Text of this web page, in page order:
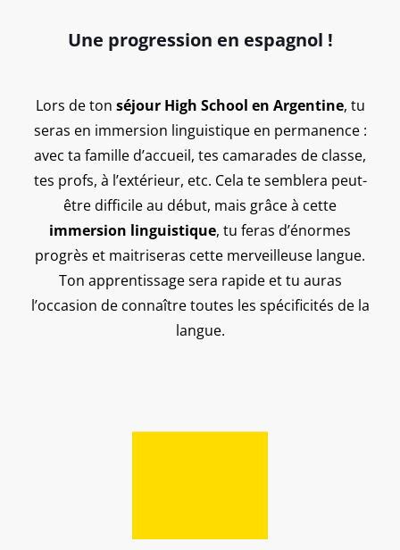
Une progression en espagnol !
Lors de ton séjour High School en Argentine, tu
seras en immersion linguistique en permanence :
avec ta famille d’accueil, tes camarades de classe,
tes profs, à l’extérieur, etc. Cela te semblera peut-
être difficile au début, mais grâce à cette
immersion linguistique, tu feras d’énormes
progrès et maitriseras cette merveilleuse langue.
Ton apprentissage sera rapide et tu auras
l’occasion de connaître toutes les spécificités de la
langue.